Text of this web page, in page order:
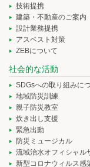
技術提携
建築・不動産のご案内
設計業務提携
アスベスト対策
ZEBについて
社会的な活動
SDGsへの取り組みに
地域防災訓練
親子防災教室
炊き出し支援
緊急出動
防災ミュージカル
流域治水オフィシャル
新型コロナウィルス感